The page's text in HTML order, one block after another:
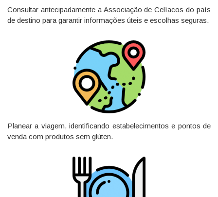
Consultar antecipadamente a Associação de Celíacos do país
de destino para garantir informações úteis e escolhas seguras.
Planear a viagem, identificando estabelecimentos e pontos de
venda com produtos sem glúten.